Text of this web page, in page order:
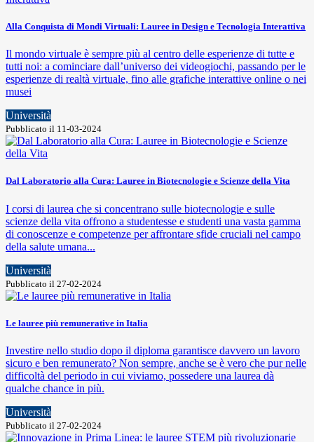
Alla Conquista di Mondi Virtuali: Lauree in Design e Tecnologia Interattiva
Il mondo virtuale è sempre più al centro delle esperienze di tutte e
tutti noi: a cominciare dall’universo dei videogiochi, passando per le
esperienze di realtà virtuale, fino alle grafiche interattive online o nei
musei
Università
Pubblicato il 11-03-2024
Dal Laboratorio alla Cura: Lauree in Biotecnologie e Scienze della Vita
I corsi di laurea che si concentrano sulle biotecnologie e sulle
scienze della vita offrono a studentesse e studenti una vasta gamma
di conoscenze e competenze per affrontare sfide cruciali nel campo
della salute umana...
Università
Pubblicato il 27-02-2024
Le lauree più remunerative in Italia
Investire nello studio dopo il diploma garantisce davvero un lavoro
sicuro e ben remunerato? Non sempre, anche se è vero che pur nelle
difficoltà del periodo in cui viviamo, possedere una laurea dà
qualche chance in più.
Università
Pubblicato il 27-02-2024